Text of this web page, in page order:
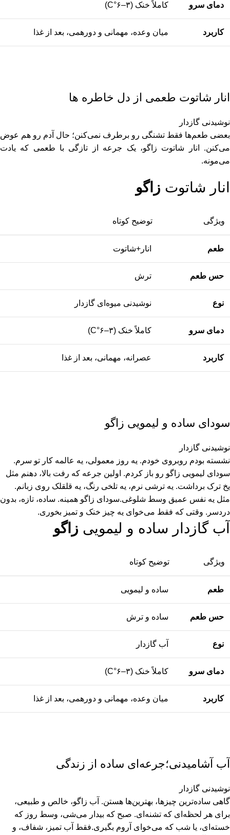
دمای سرو کاملاً خنک (۳–۶°C)
کاربرد میان وعده، مهمانی و دورهمی، بعد از غذا
انار شاتوت طعمی از دل خاطره ها
نوشیدنی گازدار
بعضی طعم‌ها فقط تشنگی رو برطرف نمی‌کنن؛ حال آدم رو هم عوض
می‌کنن. انار شاتوت زاگو، یک جرعه از تازگی با طعمی که یادت
می‌مونه.
انار شاتوت زاگو
ویژگی توضیح کوتاه
طعم انار+شاتوت
حس طعم ترش
نوع نوشیدنی میوه‌ای گازدار
دمای سرو کاملاً خنک (۳–۶°C)
کاربرد عصرانه، مهمانی، بعد از غذا
سودای ساده و لیمویی زاگو
نوشیدنی گازدار
نشسته بودم روبروی خودم. یه روز معمولی، یه عالمه کار تو سرم.
سودای لیمویی زاگو رو باز کردم. اولین جرعه که رفت بالا، دهنم مثل
یخ ترک برداشت. یه ترشی نرم، یه تلخی رنگ، یه قلقلک روی زبانم.
مثل یه نفس عمیق وسط شلوغی.سودای زاگو همینه. ساده، تازه، بدون
دردسر. وقتی که فقط می‌خوای یه چیز خنک و تمیز بخوری.
آب گازدار ساده و لیمویی زاگو
ویژگی توضیح کوتاه
طعم ساده و لیمویی
حس طعم ساده و ترش
نوع آب گازدار
دمای سرو کاملاً خنک (۳–۶°C)
کاربرد میان وعده، مهمانی و دورهمی، بعد از غذا
آب آشامیدنی؛جرعه‌ای ساده از زندگی
نوشیدنی گازدار
گاهی ساده‌ترین چیزها، بهترین‌ها هستن. آب زاگو، خالص و طبیعی،
برای هر لحظه‌ای که تشنه‌ای. صبح که بیدار می‌شی، وسط روز که
خسته‌ای، یا شب که می‌خوای آروم بگیری.فقط آب تمیز، شفاف، و